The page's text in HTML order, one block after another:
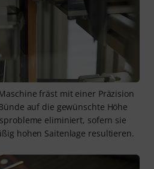
fräst mit einer Präzision
auf die gewünschte Höhe
eliminiert, sofern sie
hohen Saitenlage resultieren.